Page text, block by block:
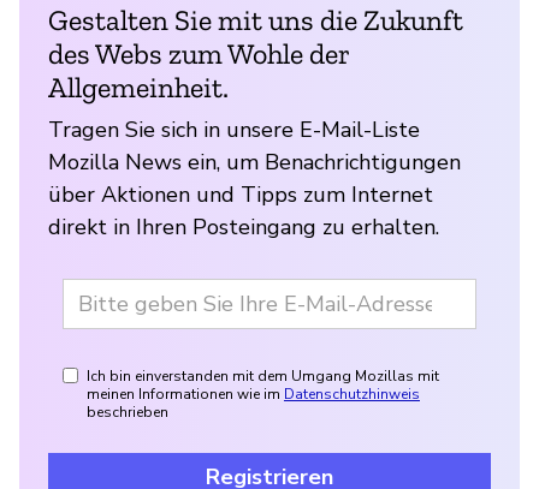
Gestalten Sie mit uns die Zukunft
des Webs zum Wohle der
Allgemeinheit.
Tragen Sie sich in unsere E-Mail-Liste
Mozilla News ein, um Benachrichtigungen
über Aktionen und Tipps zum Internet
direkt in Ihren Posteingang zu erhalten.
Ich bin einverstanden mit dem Umgang Mozillas mit
meinen Informationen wie im Datenschutzhinweis
beschrieben
Registrieren